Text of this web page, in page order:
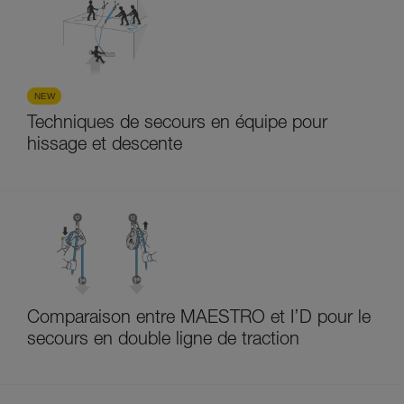
NEW
Techniques de secours en équipe pour
hissage et descente
Comparaison entre MAESTRO et I’D pour le
secours en double ligne de traction